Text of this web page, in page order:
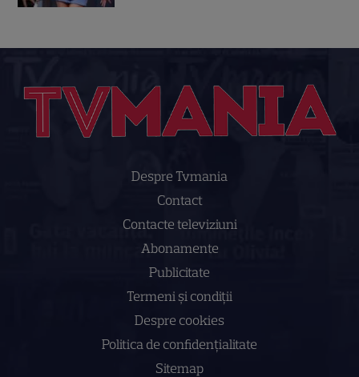
Despre Tvmania
Contact
Contacte televiziuni
Abonamente
Publicitate
Termeni și condiții
Despre cookies
Politica de confidenţialitate
Sitemap